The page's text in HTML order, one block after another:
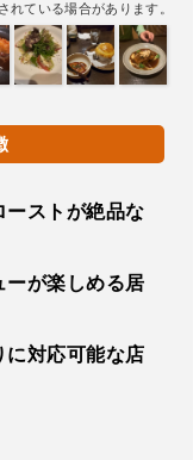
れている場合があります。
ーストが絶品な
ーが楽しめる居
に対応可能な店